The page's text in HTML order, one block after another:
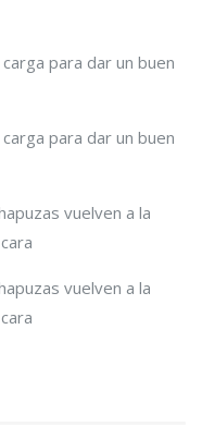
para dar un buen
para dar un buen
vuelven a la
vuelven a la